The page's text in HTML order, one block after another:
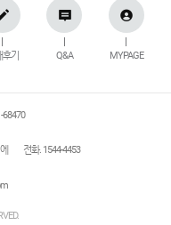
기 Q&A MYPAGE
68470
전화. 1544-4453